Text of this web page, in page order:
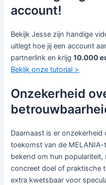
account!
Bekijk Jesse zijn handige
uitlegt hoe jij een account
partnerlink en krijg10.000
Bekijk onze tutorial >
Onzekerheid
Daarnaast is er
toekomst van de
bekend om hun populariteit,
concreet doel of praktische
extra kwetsbaar voor